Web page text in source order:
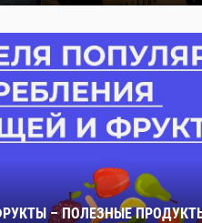
– ПОЛЕЗНЫЕ